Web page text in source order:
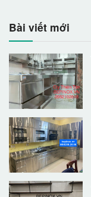
Bài viết mới